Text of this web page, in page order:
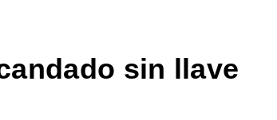
sin llave